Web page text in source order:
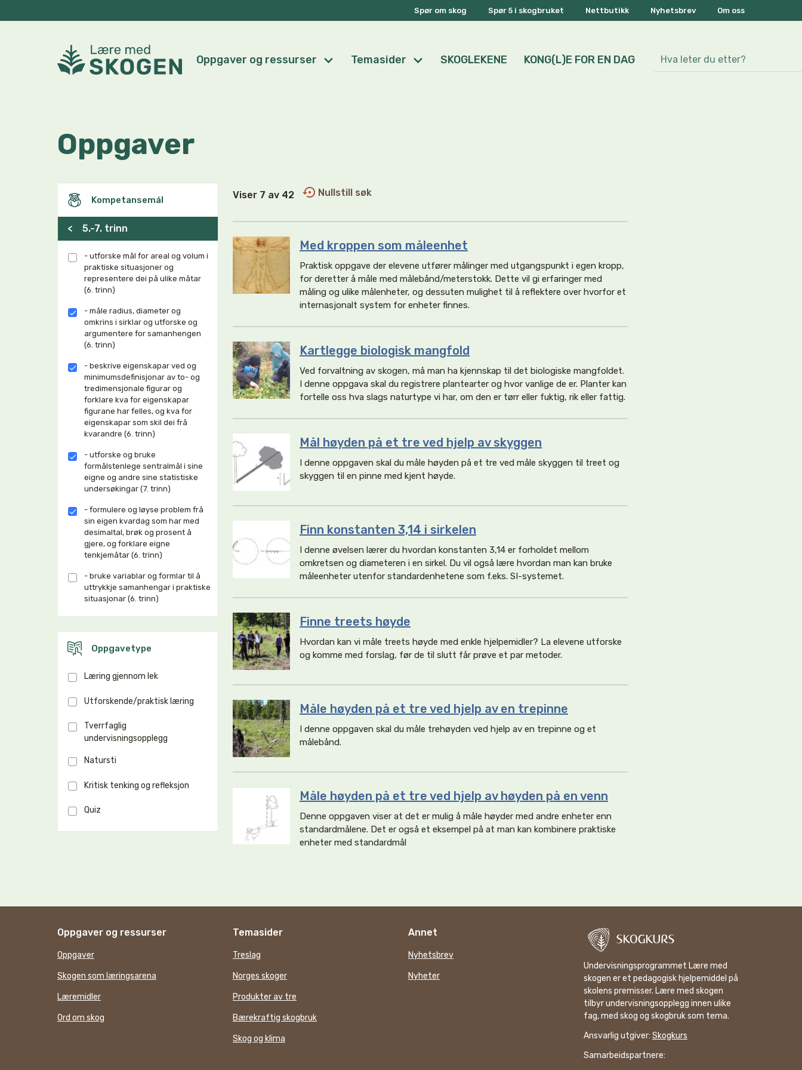
Spør om skog Spør 5 i skogbruket Nettbutikk Nyhetsbrev Om oss
Oppgaver og ressurser Temasider SKOGLEKENE KONG(L)E FOR EN DAG
Oppgaver
Kompetansemål
< 5.-7. trinn
- utforske mål for areal og volum i
praktiske situasjoner og
representere dei på ulike måtar
(6. trinn)
- måle radius, diameter og
omkrins i sirklar og utforske og
argumentere for samanhengen
(6. trinn)
- beskrive eigenskapar ved og
minimumsdefinisjonar av to- og
tredimensjonale figurar og
forklare kva for eigenskapar
figurane har felles, og kva for
eigenskapar som skil dei frå
kvarandre (6. trinn)
- utforske og bruke
formålstenlege sentralmål i sine
eigne og andre sine statistiske
undersøkingar (7. trinn)
- formulere og løyse problem frå
sin eigen kvardag som har med
desimaltal, brøk og prosent å
gjere, og forklare eigne
tenkjemåtar (6. trinn)
- bruke variablar og formlar til å
uttrykkje samanhengar i praktiske
situasjonar (6. trinn)
Oppgavetype
Læring gjennom lek
Utforskende/praktisk læring
Tverrfaglig
undervisningsopplegg
Natursti
Kritisk tenking og refleksjon
Quiz
Viser 7 av 42 Nullstill søk
Med kroppen som måleenhet
Praktisk oppgave der elevene utfører målinger med utgangspunkt i egen kropp,
for deretter å måle med målebånd/meterstokk. Dette vil gi erfaringer med
måling og ulike målenheter, og dessuten mulighet til å reflektere over hvorfor et
internasjonalt system for enheter finnes.
Kartlegge biologisk mangfold
Ved forvaltning av skogen, må man ha kjennskap til det biologiske mangfoldet.
I denne oppgava skal du registrere plantearter og hvor vanlige de er. Planter kan
fortelle oss hva slags naturtype vi har, om den er tørr eller fuktig, rik eller fattig.
Mål høyden på et tre ved hjelp av skyggen
I denne oppgaven skal du måle høyden på et tre ved måle skyggen til treet og
skyggen til en pinne med kjent høyde.
Finn konstanten 3,14 i sirkelen
I denne øvelsen lærer du hvordan konstanten 3,14 er forholdet mellom
omkretsen og diameteren i en sirkel. Du vil også lære hvordan man kan bruke
måleenheter utenfor standardenhetene som f.eks. SI-systemet.
Finne treets høyde
Hvordan kan vi måle treets høyde med enkle hjelpemidler? La elevene utforske
og komme med forslag, før de til slutt får prøve et par metoder.
Måle høyden på et tre ved hjelp av en trepinne
I denne oppgaven skal du måle trehøyden ved hjelp av en trepinne og et
målebånd.
Måle høyden på et tre ved hjelp av høyden på en venn
Denne oppgaven viser at det er mulig å måle høyder med andre enheter enn
standardmålene. Det er også et eksempel på at man kan kombinere praktiske
enheter med standardmål
Oppgaver og ressurser
Oppgaver
Skogen som læringsarena
Læremidler
Ord om skog
Temasider
Treslag
Norges skoger
Produkter av tre
Bærekraftig skogbruk
Skog og klima
Annet
Nyhetsbrev
Nyheter
Undervisningsprogrammet Lære med
skogen er et pedagogisk hjelpemiddel på
skolens premisser. Lære med skogen
tilbyr undervisningsopplegg innen ulike
fag, med skog og skogbruk som tema.
Ansvarlig utgiver: Skogkurs
Samarbeidspartnere: